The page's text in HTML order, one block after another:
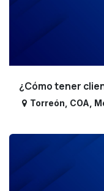
¿Cómo tener
Torreón COA